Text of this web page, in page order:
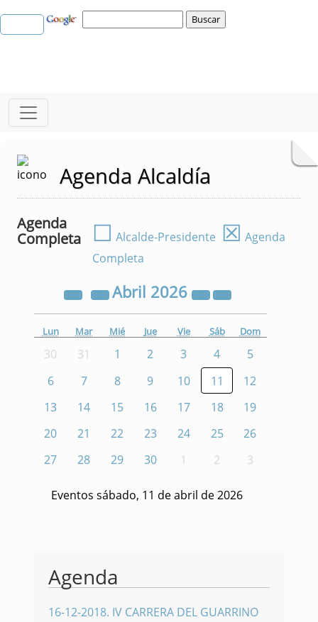
Agenda Alcaldía
Agenda
Completa
☐ Alcalde-Presidente ☒ Agenda
Completa
Abril 2026
Lun Mar Mié Jue Vie Sáb Dom
30 31 1 2 3 4
5
6
7 8 9 10 11
12
13
14 15 16 17 18
19
20
21 22 23 24 25
26
27
28 29 30 1 2 3
Eventos sábado, 11 de abril de 2026
Agenda
16-12-2018. IV CARRERA DEL GUARRINO